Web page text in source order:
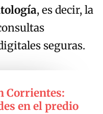
, es decir, la
seguras.
Corrientes:
en el predio